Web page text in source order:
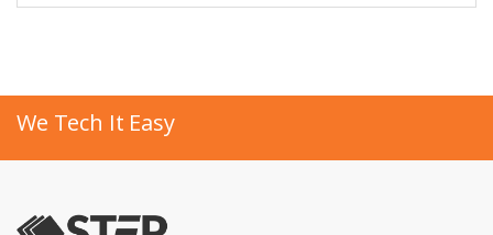
We Tech It Easy